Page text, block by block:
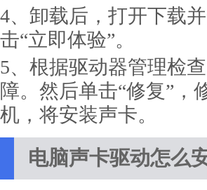
4、卸载后，打开下载
击“立即体验”。
5、根据驱动器管理检
障。然后单击“修复”，
机，将安装声卡。
电脑声卡驱动怎么